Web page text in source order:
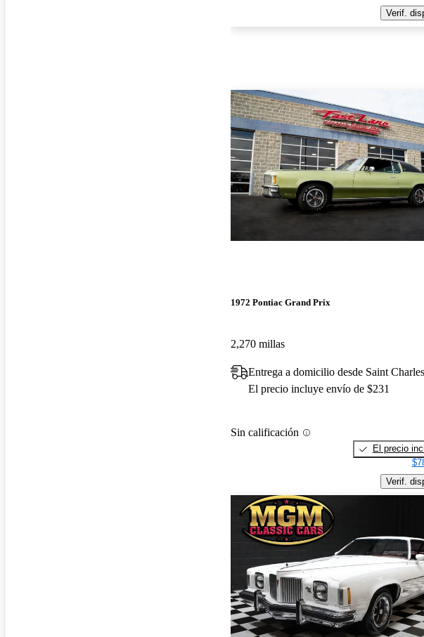
Verif.
1972 Pontiac Grand Prix
2,270 millas
Entrega a domicilio desde Saint
El precio incluye envío de $231
Sin calificación
El precio
Verif.